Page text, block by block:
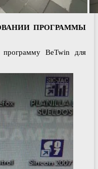
ПРОГРАММЫ
программу BeTwin для